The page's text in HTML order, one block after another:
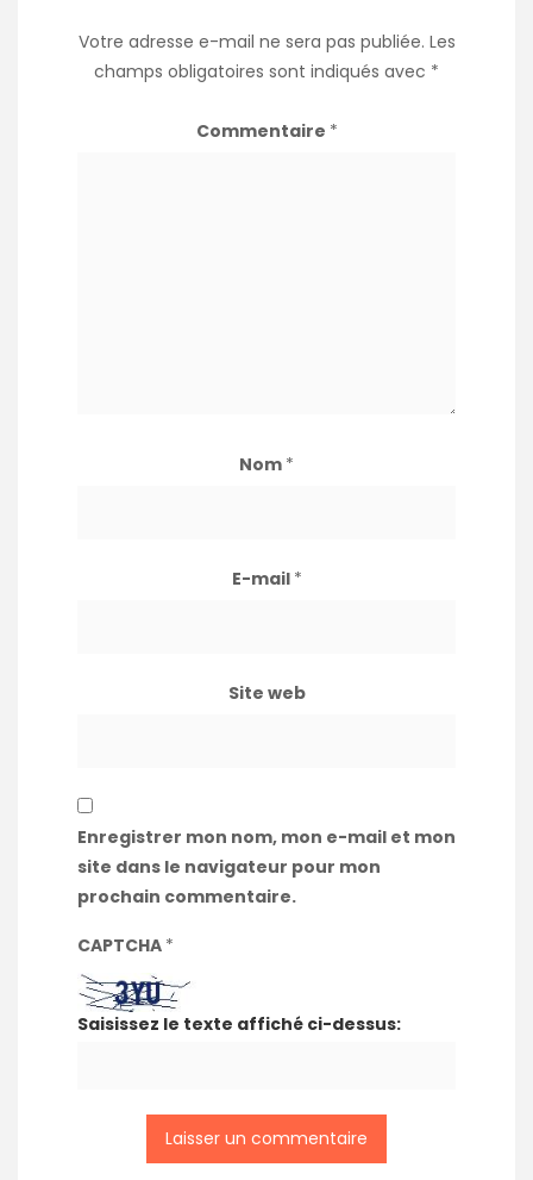
Votre adresse e-mail ne sera pas publiée. Les
champs obligatoires sont indiqués avec *
Commentaire *
Nom *
E-mail *
Site web
Enregistrer mon nom, mon e-mail et mon
site dans le navigateur pour mon
prochain commentaire.
CAPTCHA *
Saisissez le texte affiché ci-dessus: